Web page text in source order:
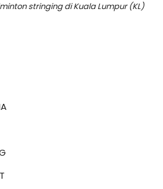
stringing di Kuala Lumpur (KL)